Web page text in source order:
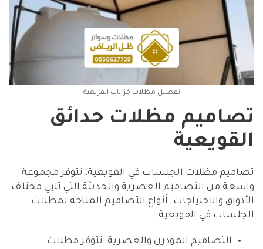
تفصيل مظلات خزانات القريعية
تصاميم مظلات حدائق
القويعية
تصاميم مظلات الجلسات في القويعية، تتوفر مجموعة
واسعة من التصاميم العصرية والحديثة التي تلبي مختلف
الأذواق والاحتياجات. أنواع التصاميم المتاحة لمظلات
الجلسات في القويعية:
التصاميم المودرن والعصرية: تتوفر مظلات